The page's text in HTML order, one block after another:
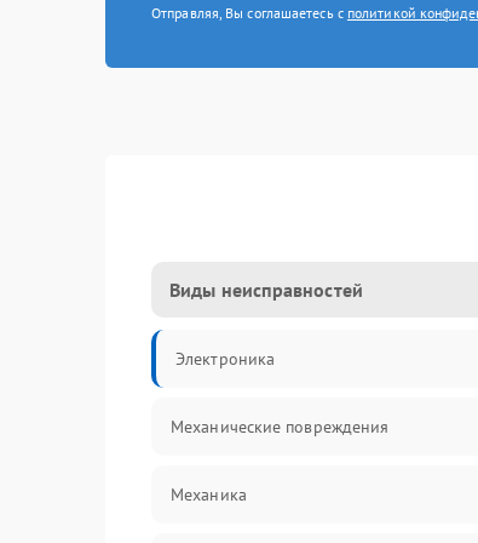
Отправляя, Вы соглашаетесь с политикой
Виды неисправностей
Электроника
Механические повреждения
Механика